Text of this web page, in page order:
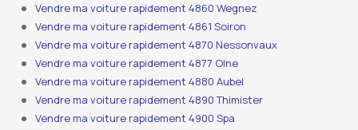
Vendre ma voiture rapidement 4860 Wegnez
Vendre ma voiture rapidement 4861 Soiron
Vendre ma voiture rapidement 4870 Nessonvaux
Vendre ma voiture rapidement 4877 Olne
Vendre ma voiture rapidement 4880 Aubel
Vendre ma voiture rapidement 4890 Thimister
Vendre ma voiture rapidement 4900 Spa